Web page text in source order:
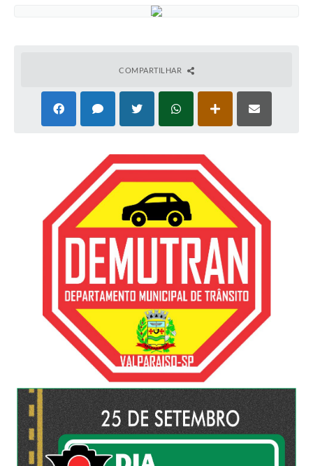
Defesa Civil
Fale com o Prefeito
Ouvidoria
Arquivos para Download
Carta de Serviços
Galeria de Vídeos
Projetos
Contas Públicas
Links
COMPARTILHAR